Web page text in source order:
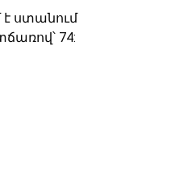
ստանում
74: